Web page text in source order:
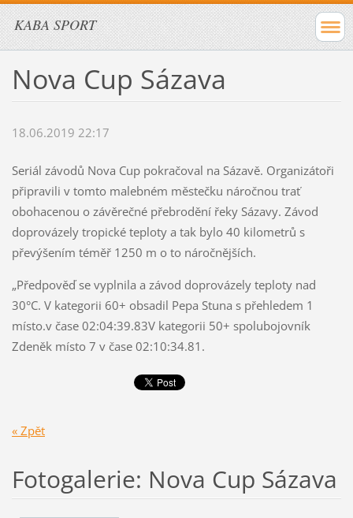
KABA SPORT
Nova Cup Sázava
18.06.2019 22:17
Seriál závodů Nova Cup pokračoval na Sázavě. Organizátoři
připravili v tomto malebném městečku náročnou trať
obohacenou o závěrečné přebrodění řeky Sázavy. Závod
doprovázely tropické teploty a tak bylo 40 kilometrů s
převýšením téměř 1250 m o to náročnějších.
„Předpověď se vyplnila a závod doprovázely teploty nad
30°C. V kategorii 60+ obsadil Pepa Stuna s přehledem 1
místo.v čase 02:04:39.83V kategorii 50+ spolubojovník
Zdeněk místo 7 v čase 02:10:34.81.
« Zpět
Fotogalerie: Nova Cup Sázava